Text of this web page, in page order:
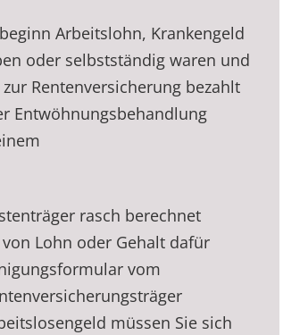
Arbeitslohn, Krankengeld
oder selbstständig waren und
Rentenversicherung bezahlt
Entwöhnungsbehandlung
rasch berechnet
Lohn oder Gehalt dafür
vom
müssen Sie sich